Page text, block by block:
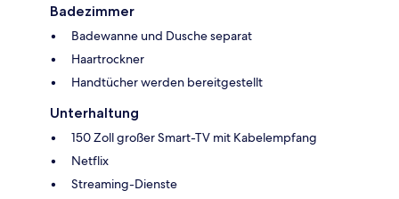
Badezimmer
Badewanne und Dusche separat
Haartrockner
Handtücher werden bereitgestellt
Unterhaltung
150 Zoll großer Smart-TV mit Kabelempfang
Netflix
Streaming-Dienste